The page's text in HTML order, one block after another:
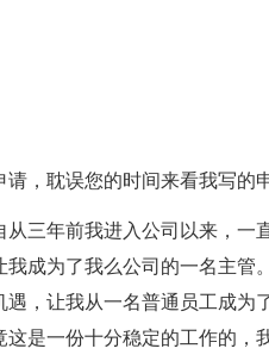
，耽误您的时间来看我写的
三年前我进入公司以来，一
成为了我么公司的一名主管
，让我从一名普通员工成为
是一份十分稳定的工作的，